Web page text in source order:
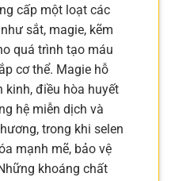
cấp một loạt các
sắt, magie, kẽm
quá trình tạo máu
cơ thể. Magie hỗ
kinh, điều hòa huyết
hệ miễn dịch và
trong khi selen
mạnh mẽ, bảo vệ
khoáng chất